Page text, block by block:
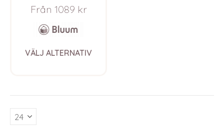
Baby Wool
Från 1089 kr
VÄLJ ALTERNATIV
The